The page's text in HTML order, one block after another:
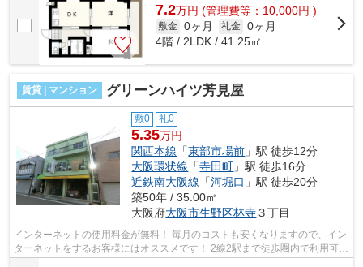
7.2万円 (管理費等：10,000円 )
敷金 0ヶ月 礼金 0ヶ月
4階 / 2LDK / 41.25㎡
賃貸 | マンション グリーンハイツ芳見屋
敷0 礼0
5.35万円
関西本線 「東部市場前 」駅 徒歩12分
大阪環状線 「寺田町 」駅 徒歩16分
近鉄南大阪線 「河堀口 」駅 徒歩20分
築50年 / 35.00㎡
大阪府大阪市生野区林寺３丁目
インターネットの使用料金が無料！ 毎月のコストも安くなりますので、イン
ターネットをするお客様にはオススメです！ 2線2駅まで徒歩圏内で利用可